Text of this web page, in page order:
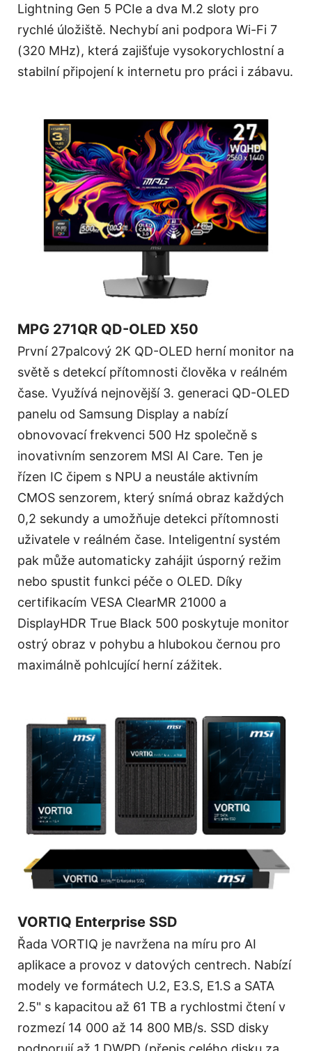
Lightning Gen 5 PCIe a dva M.2 sloty pro
rychlé úložiště. Nechybí ani podpora Wi-Fi 7
(320 MHz), která zajišťuje vysokorychlostní a
stabilní připojení k internetu pro práci i zábavu.
MPG 271QR QD-OLED X50
První 27palcový 2K QD-OLED herní monitor na
světě s detekcí přítomnosti člověka v reálném
čase. Využívá nejnovější 3. generaci QD-OLED
panelu od Samsung Display a nabízí
obnovovací frekvenci 500 Hz společně s
inovativním senzorem MSI AI Care. Ten je
řízen IC čipem s NPU a neustále aktivním
CMOS senzorem, který snímá obraz každých
0,2 sekundy a umožňuje detekci přítomnosti
uživatele v reálném čase. Inteligentní systém
pak může automaticky zahájit úsporný režim
nebo spustit funkci péče o OLED. Díky
certifikacím VESA ClearMR 21000 a
DisplayHDR True Black 500 poskytuje monitor
ostrý obraz v pohybu a hlubokou černou pro
maximálně pohlcující herní zážitek.
VORTIQ Enterprise SSD
Řada VORTIQ je navržena na míru pro AI
aplikace a provoz v datových centrech. Nabízí
modely ve formátech U.2, E3.S, E1.S a SATA
2.5" s kapacitou až 61 TB a rychlostmi čtení v
rozmezí 14 000 až 14 800 MB/s. SSD disky